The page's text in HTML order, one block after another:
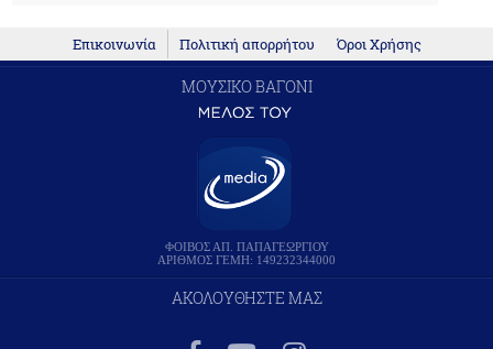
Επικοινωνία Πολιτική απορρήτου Όροι Χρήσης
ΜΟΥΣΙΚΟ ΒΑΓΟΝΙ
ΦΟΙΒΟΣ ΑΠ. ΠΑΠΑΓΕΩΡΓΙΟΥ
ΑΡΙΘΜΟΣ ΓΕΜΗ: 149232344000
ΑΚΟΛΟΥΘΗΣΤΕ ΜΑΣ